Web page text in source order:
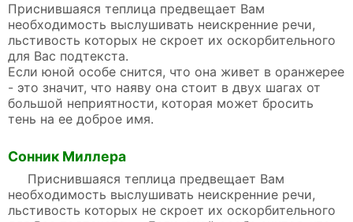
Приснившаяся теплица предвещает Вам
необходимость выслушивать неискренние речи,
льстивость которых не скроет их оскорбительного
для Вас подтекста.
Если юной особе снится, что она живет в оранжерее
- это значит, что наяву она стоит в двух шагах от
большой неприятности, которая может бросить
тень на ее доброе имя.
Сонник Миллера
Приснившаяся теплица предвещает Вам
необходимость выслушивать неискренние речи,
льстивость которых не скроет их оскорбительного